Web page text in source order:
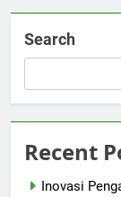
Search
Recent
Inovasi